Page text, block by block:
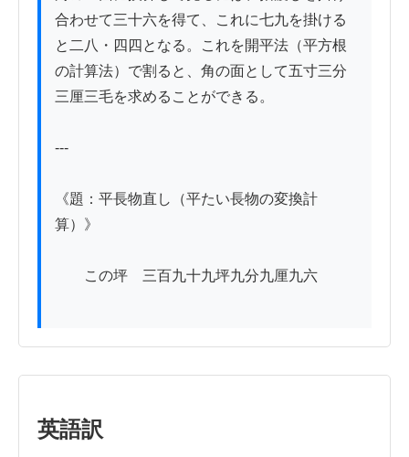
合わせて三十六を得て、これに七九を掛ける
と二八・四四となる。これを開平法（平方根
の計算法）で割ると、角の面として五寸三分
三厘三毛を求めることができる。
---
《題：平長物直し（平たい長物の変換計
算）》
この坪　三百九十九坪九分九厘九六
英語訳